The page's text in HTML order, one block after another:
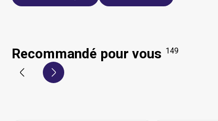
Recommandé pour vous 149